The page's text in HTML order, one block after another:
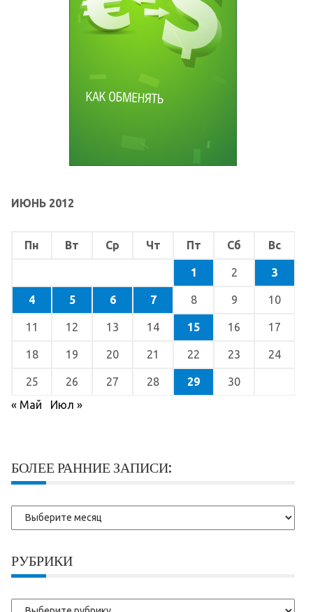
ИЮНЬ 2012
Пн Вт Ср Чт Пт Сб Вс
1 2 3
4 5 6 7 8 9 10
11 12 13 14 15 16 17
18 19 20 21 22 23 24
25 26 27 28 29
30
« Май
Июл »
БОЛЕЕ РАННИЕ ЗАПИСИ:
Более
ранние
РУБРИКИ
Рубрики